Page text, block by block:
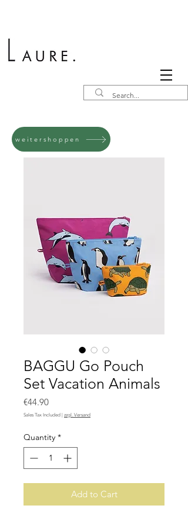
weitershoppen
BAGGU Go Pouch
Set Vacation Animals
€44.90Price
Sales Tax Included zzgl. Versand
Quantity *
Add to Cart